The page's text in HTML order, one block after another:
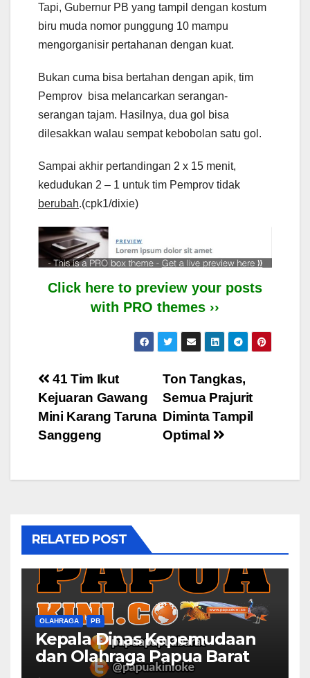
Tapi, Gubernur PB yang tampil dengan kostum
biru muda nomor punggung 10 mampu
mengorganisir pertahanan dengan kuat.
Bukan cuma bisa bertahan dengan apik, tim
Pemprov bisa melancarkan serangan-
serangan tajam. Hasilnya, dua gol bisa
dilesakkan walau sempat kebobolan satu gol.
Sampai akhir pertandingan 2 x 15 menit,
kedudukan 2 – 1 untuk tim Pemprov tidak
berubah.(cpk1/dixie)
Click here to preview your posts
with PRO themes ››
Post
navigation
Ton Tangkas,
Semua Prajurit
Diminta Tampil
Optimal
41 Tim Ikut
Kejuaran Gawang
Mini Karang Taruna
Sanggeng
RELATED POST
OLAHRAGA PB
Kepala Dinas Kepemudaan
dan Olahraga Papua Barat
Selaraskan Program Dengan